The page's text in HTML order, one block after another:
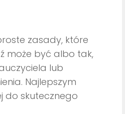
zasady, które
może być albo tak,
lub
Najlepszym
do skutecznego